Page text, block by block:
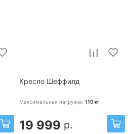
Кресло Шеффилд
Максимальная нагрузка: 110 кг
19 999 р.